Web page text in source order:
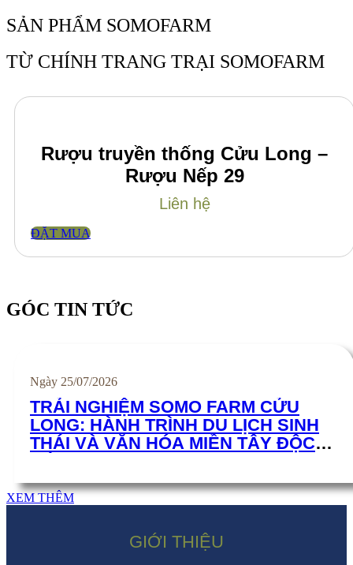
SẢN PHẨM SOMOFARM
TỪ CHÍNH TRANG TRẠI SOMOFARM
Rượu truyền thống Cửu Long –
Rượu Nếp 29
Liên hệ
ĐẶT MUA
GÓC TIN TỨC
Ngày 25/07/2026
TRẢI NGHIỆM SOMO FARM CỬU
LONG: HÀNH TRÌNH DU LỊCH SINH
THÁI VÀ VĂN HÓA MIỀN TÂY ĐỘC
XEM THÊM
GIỚI THIỆU